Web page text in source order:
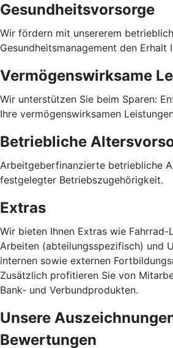
Gesundheitsvorsorge
Wir fördern mit unsererem
Gesundheitsmanagement den Erhalt
Vermögenswirksame
Wir unterstützen Sie beim Sparen:
Ihre vermögenswirksamen
Betriebliche
Arbeitgeberfinanzierte betriebliche
festgelegter Betriebszugehörigkeit.
Extras
Wir bieten Ihnen Extras wie Fahrrad-
Arbeiten (abteilungsspezifisch) und
internen sowie externen
Zusätzlich profitieren Sie von
Bank- und Verbundprodukten.
Unsere
Bewertungen